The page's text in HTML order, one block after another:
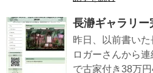
長瀞ギャラリー
昨日、以前書い
ロガーさんから
で古家付き38万